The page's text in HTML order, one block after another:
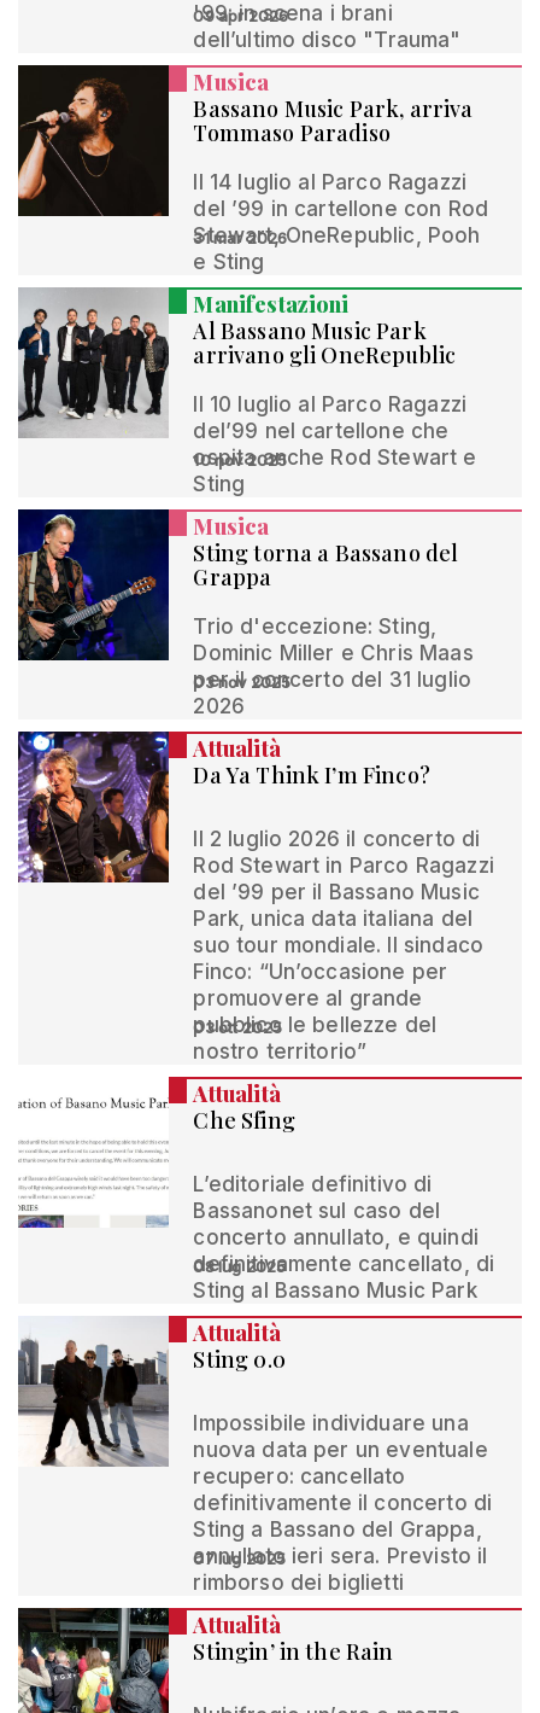
'99: in scena i brani
dell’ultimo disco "Trauma"
09 apr 2026
Musica
Bassano Music Park, arriva
Tommaso Paradiso
Il 14 luglio al Parco Ragazzi
del ’99 in cartellone con Rod
Stewart, OneRepublic, Pooh
e Sting
31 mar 2026
Manifestazioni
Al Bassano Music Park
arrivano gli OneRepublic
Il 10 luglio al Parco Ragazzi
del’99 nel cartellone che
ospita anche Rod Stewart e
Sting
10 nov 2025
Musica
Sting torna a Bassano del
Grappa
Trio d'eccezione: Sting,
Dominic Miller e Chris Maas
per il concerto del 31 luglio
2026
03 nov 2025
Attualità
Da Ya Think I’m Finco?
Il 2 luglio 2026 il concerto di
Rod Stewart in Parco Ragazzi
del ’99 per il Bassano Music
Park, unica data italiana del
suo tour mondiale. Il sindaco
Finco: “Un’occasione per
promuovere al grande
pubblico le bellezze del
nostro territorio”
03 ott 2025
Attualità
Che Sfing
L’editoriale definitivo di
Bassanonet sul caso del
concerto annullato, e quindi
definitivamente cancellato, di
Sting al Bassano Music Park
08 lug 2025
Attualità
Sting 0.0
Impossibile individuare una
nuova data per un eventuale
recupero: cancellato
definitivamente il concerto di
Sting a Bassano del Grappa,
annullato ieri sera. Previsto il
rimborso dei biglietti
07 lug 2025
Attualità
Stingin’ in the Rain